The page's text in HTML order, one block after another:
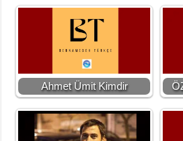
Ahmet Ümit Kimdir